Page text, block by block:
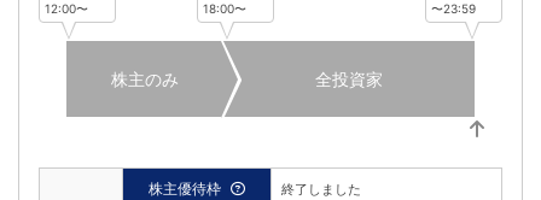
12:00〜
18:00〜
〜23:59
株主のみ 全投資家
株主優待枠 終了しました